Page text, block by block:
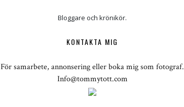
Bloggare och krönikör.
KONTAKTA MIG
För samarbete, annonsering eller boka mig som fotograf.
Info@tommytott.com